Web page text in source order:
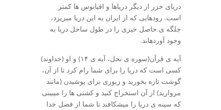
دریای خزر از دیگر دریاها و اقیانوس­ ها کم­تر
است. رودهایی که از ایران به این دریا می­ریزد،
جلگه­ ی حاصل خیزی را در طول ساحل دریا به
وجود آورده­اند.
آیه­ ی قرآن(سوره­ ی نحل، آیه­ ی ۱۴) و او (خداوند)
کسی است که دریا را برای شما رام کرد تا از آن،
گوشت تازه بخورید و زیوری برای پوشیدن (مانند
مروارید) از آن استخراج کنید و کشتی ­ها را می­بینی
که سینه ­ی دریا را می­شکافند تا شما از فضل خدا